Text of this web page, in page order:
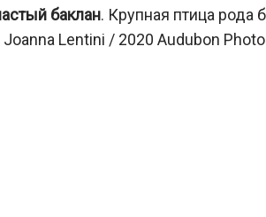
баклан. Крупная птица рода
Lentini / 2020 Audubon